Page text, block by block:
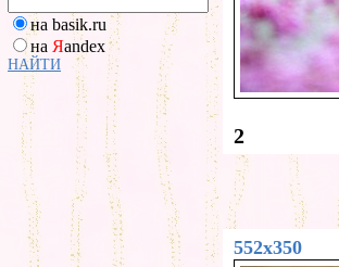
на basik.ru
на Яandex
НАЙТИ
2
552x350